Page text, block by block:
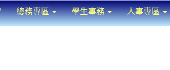
重新取得佈景設定
總務專區 學生事務 人事專區